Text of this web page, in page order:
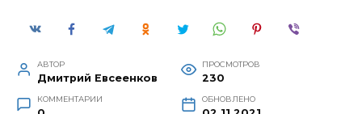
АВТОР
Дмитрий Евсеенков
ПРОСМОТРОВ
230
КОММЕНТАРИИ ОБНОВЛЕНО